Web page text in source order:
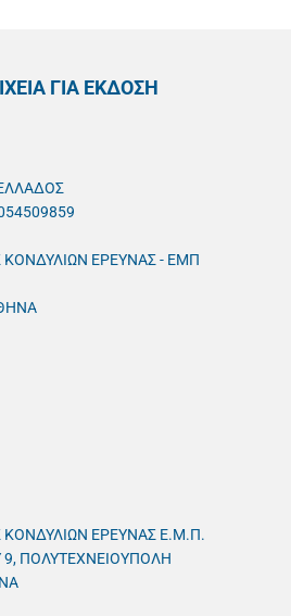
ΓΙΑ ΕΚΔΟΣΗ
ΚΟΝΔΥΛΙΩΝ ΕΡΕΥΝΑΣ - ΕΜΠ
ΚΟΝΔΥΛΙΩΝ ΕΡΕΥΝΑΣ Ε.Μ.Π.
ΠΟΛΥΤΕΧΝΕΙΟΥΠΟΛΗ